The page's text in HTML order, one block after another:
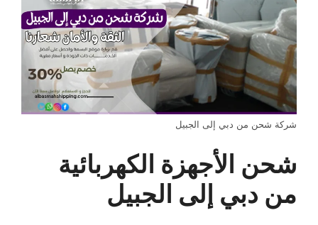
شركة شحن من دبي إلى الجبيل
شحن الأجهزة الكهربائية
من دبي إلى الجبيل